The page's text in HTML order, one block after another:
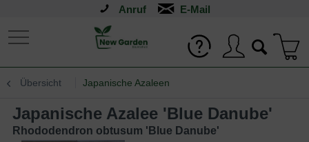
Anruf
Übersicht Japanische Azaleen
Japanische Azalee 'Blue Danube'
Rhododendron obtusum 'Blue Danube'